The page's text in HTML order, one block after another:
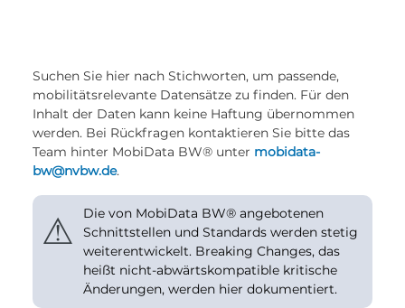
Suchen Sie hier nach Stichworten, um passende,
mobilitätsrelevante Datensätze zu finden. Für den
Inhalt der Daten kann keine Haftung übernommen
werden. Bei Rückfragen kontaktieren Sie bitte das
Team hinter MobiData BW® unter mobidata-
bw@nvbw.de.
⚠
Die von MobiData BW® angebotenen
Schnittstellen und Standards werden stetig
weiterentwickelt. Breaking Changes, das
heißt nicht-abwärtskompatible kritische
Änderungen, werden hier dokumentiert.